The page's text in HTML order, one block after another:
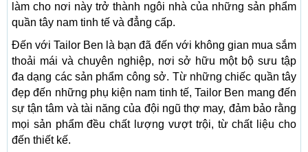
làm cho nơi này trở thành ngôi nhà của những sản phẩm
quần tây nam tinh tế và đẳng cấp.
Đến với Tailor Ben là bạn đã đến với không gian mua sắm
thoải mái và chuyên nghiệp, nơi sở hữu một bộ sưu tập
đa dạng các sản phẩm công sở. Từ những chiếc quần tây
đẹp đến những phụ kiện nam tinh tế, Tailor Ben mang đến
sự tận tâm và tài năng của đội ngũ thợ may, đảm bảo rằng
mọi sản phẩm đều chất lượng vượt trội, từ chất liệu cho
đến thiết kế.